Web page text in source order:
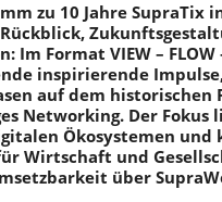
zu 10 Jahre SupraTix
Im Format VIEW – FLOW
inspirierende
auf dem historischen
Networking. Der Fokus
Ökosystemen und
Wirtschaft und
über